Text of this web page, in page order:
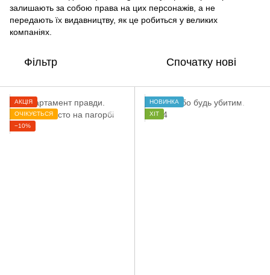
залишають за собою права на цих персонажів, а не
передають їх видавництву, як це робиться у великих
компаніях.
Фільтр Спочатку нові
АКЦІЯ
ОЧІКУЄТЬСЯ
−10%
НОВИНКА
ХІТ